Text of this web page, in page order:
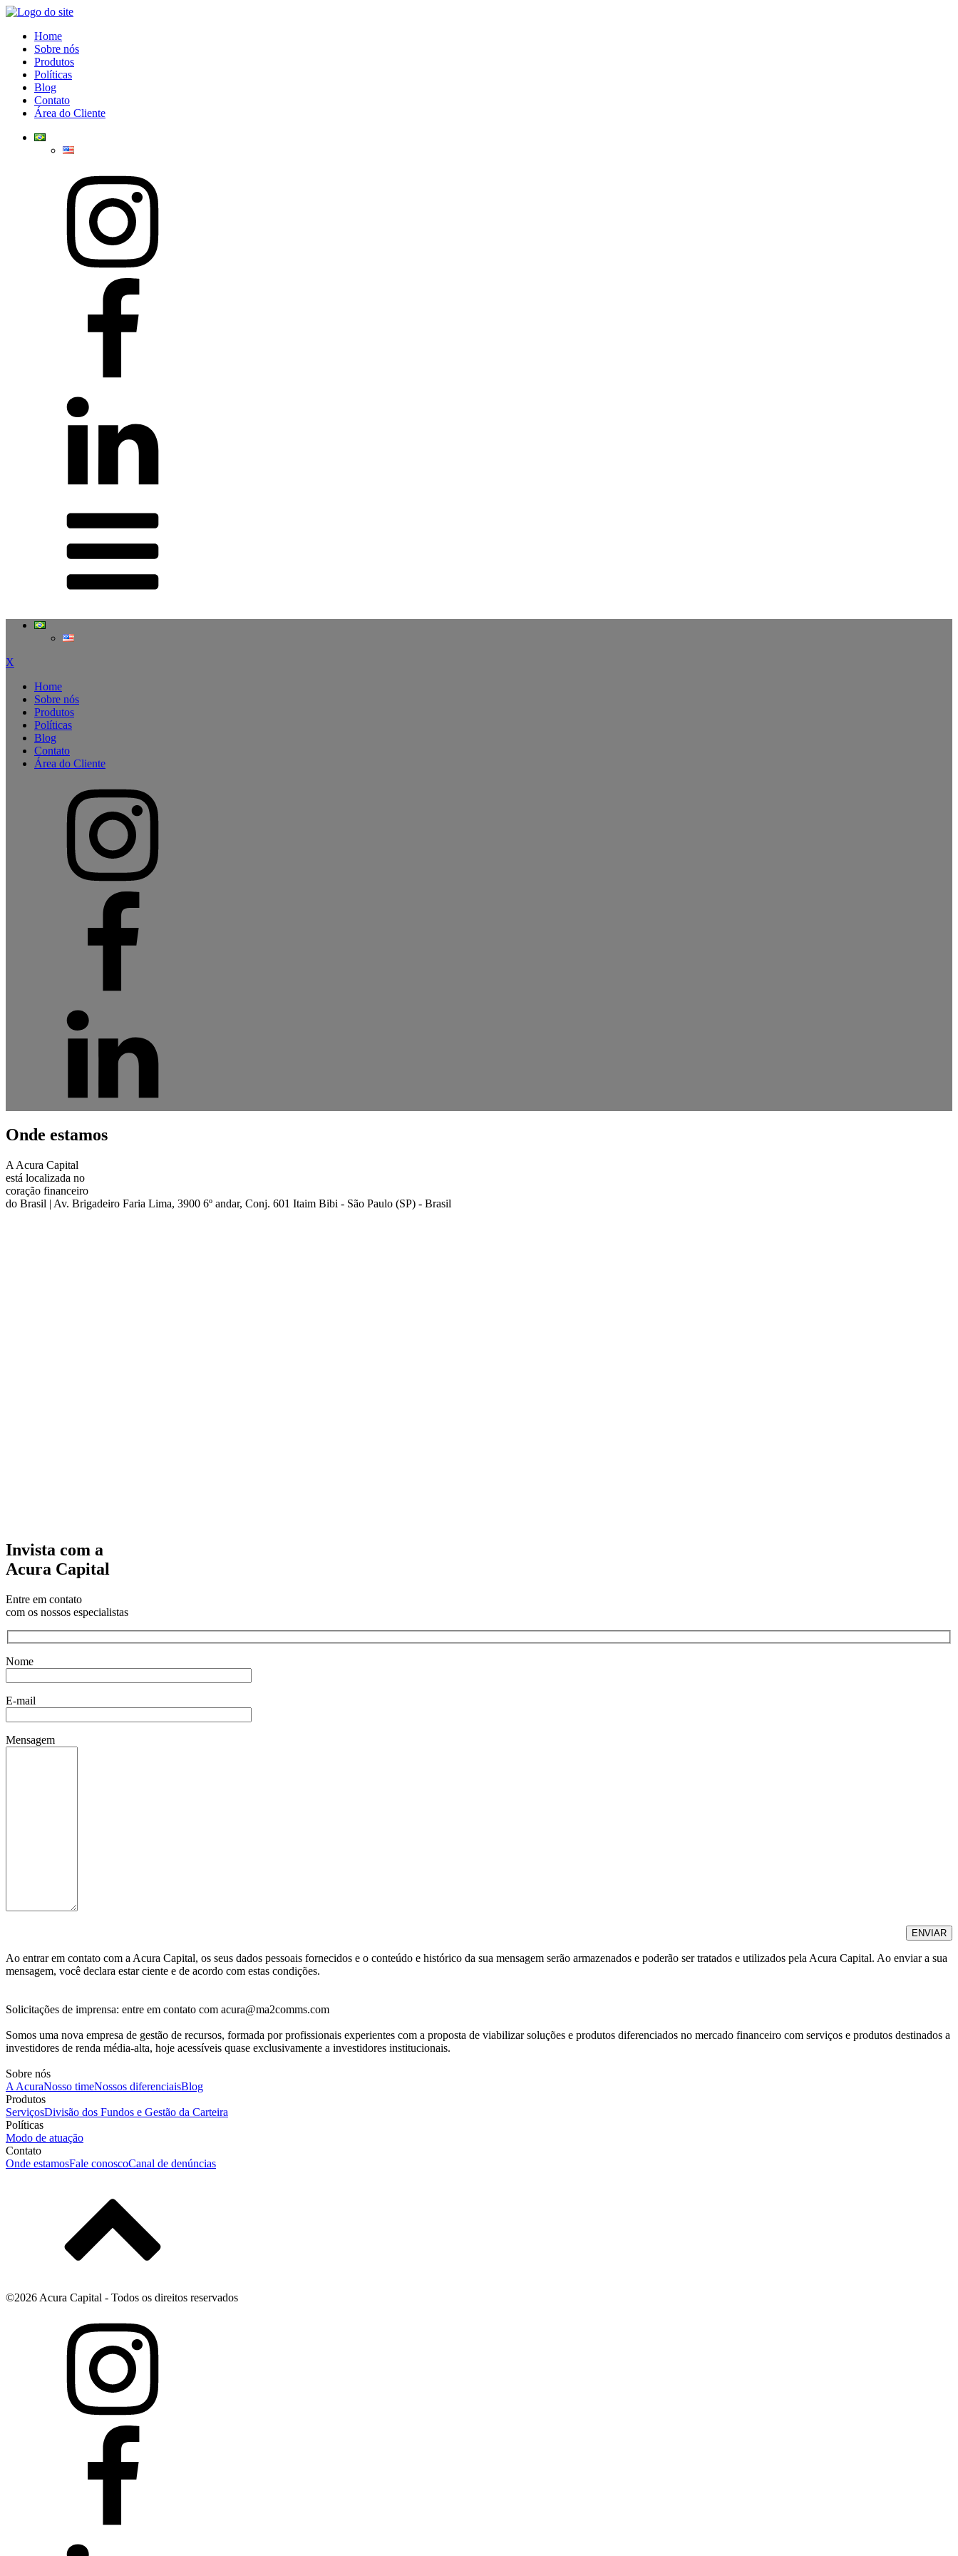
Home
Sobre nós
Produtos
Políticas
Blog
Contato
Área do Cliente
X
Home
Sobre nós
Produtos
Políticas
Blog
Contato
Área do Cliente
Onde estamos
A Acura Capital
está localizada no
coração​ financeiro
do Brasil | Av. Brigadeiro Faria Lima, 3900​ 6º andar, Conj. 601​ Itaim Bibi - São Paulo (SP) - Brasil
Invista com a
Acura Capital
Entre em contato
com os nossos especialistas
Nome
E-mail
Mensagem
Ao entrar em contato com a Acura Capital, os seus dados pessoais fornecidos e o conteúdo e histórico da sua mensagem serão armazenados e poderão ser tratados e utilizados pela Acura Capital. Ao enviar a sua
mensagem, você declara estar ciente e de acordo com estas condições.
Solicitações de imprensa: entre em contato com acura@ma2comms.com
Somos uma nova empresa de gestão de recursos, formada por profissionais experientes com a proposta de viabilizar soluções e produtos diferenciados no mercado financeiro com serviços e produtos destinados a
investidores de renda média-alta, hoje acessíveis quase exclusivamente a investidores institucionais.
Sobre nós
A AcuraNosso timeNossos diferenciaisBlog
Produtos
ServiçosDivisão dos Fundos e Gestão da Carteira
Políticas
Modo de atuação
Contato
Onde estamosFale conoscoCanal de denúncias
©2026 Acura Capital - Todos os direitos reservados